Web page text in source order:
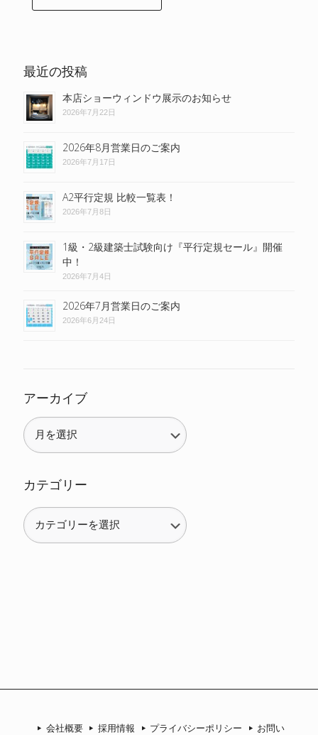
最近の投稿
本店ショーウィンドウ展示のお知らせ
2026年7月22日
2026年8月営業日のご案内
2026年7月17日
A2平行定規 比較一覧表！
2026年7月8日
1級・2級建築士試験向け『平行定規セール』開催
中！
2026年7月4日
2026年7月営業日のご案内
2026年6月24日
アーカイブ
カテゴリー
カ
テ
ゴ
会社概要 採用情報 プライバシーポリシー お問い